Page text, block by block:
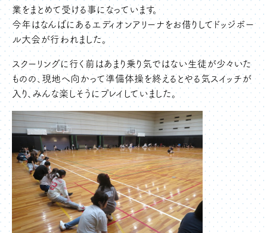
業をまとめて受ける事になっています。
今年はなんばにあるエディオンアリーナをお借りしてドッジボー
ル大会が行われました。
スクーリングに行く前はあまり乗り気ではない生徒が少々いた
ものの、現地へ向かって準備体操を終えるとやる気スイッチが
入り、みんな楽しそうにプレイしていました。